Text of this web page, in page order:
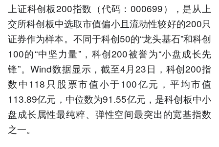
上证科创板200指数（代码：000699），是从上
交所科创板中选取市值偏小且流动性较好的200只
证券作为样本。不同于科创50的“龙头基石”和科创
100的“中坚力量”，科创200被誉为“小盘成长先
锋”。Wind数据显示，截至4月23日，科创200指
数中118只股票市值小于100亿元，平均市值
113.89亿元，中位数为91.55亿元，是科创板中小
盘成长属性最纯粹、弹性空间最突出的宽基指数
之一。